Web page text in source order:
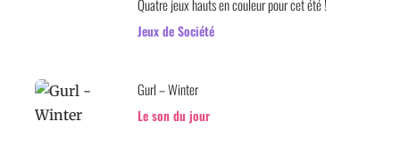
Quatre jeux hauts en couleur pour cet été !
Jeux de Société
Gurl – Winter
Le son du jour